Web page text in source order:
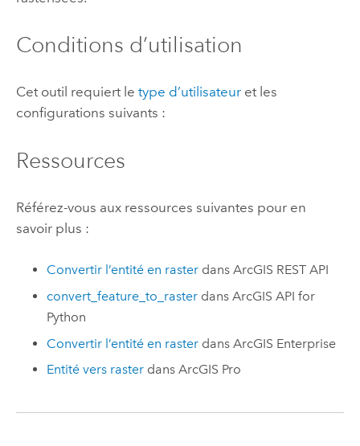
Conditions d’utilisation
Cet outil requiert le type d’utilisateuret les
configurations suivants :
Ressources
Référez-vous aux ressources suivantes pour en
savoir plus :
Convertir l’entité en raster dansArcGIS REST API
convert_feature_to_raster dansArcGIS API for
Python
Convertir l’entité en raster dansArcGIS Enterprise
Entité vers raster dansArcGIS Pro